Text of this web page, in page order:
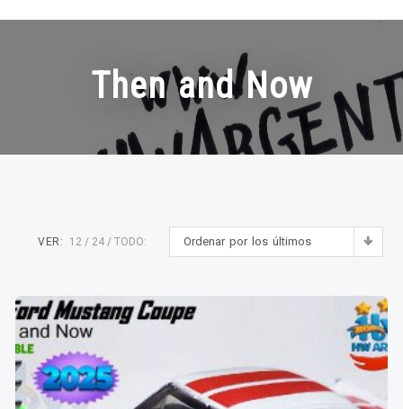
Then and Now
Ordenar por los últimos
VER: 12 24 TODO: